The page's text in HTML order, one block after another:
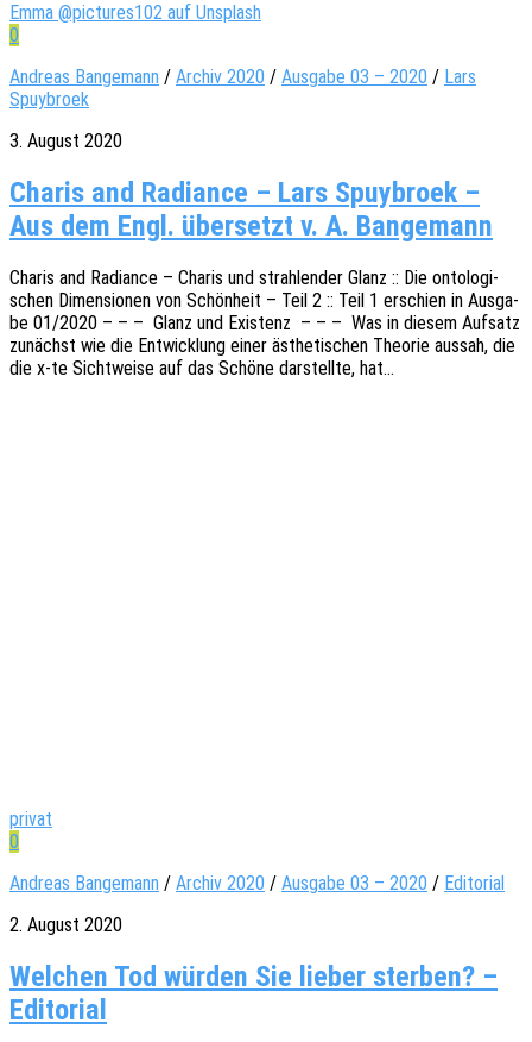
Emma @pictures102 auf Unsplash
0
Andreas Bangemann / Archiv 2020 / Ausgabe 03 – 2020 / Lars
Spuybroek
3. August 2020
Charis and Radiance – Lars Spuybroek –
Aus dem Engl. übersetzt v. A. Bangemann
Charis and Radi­ance – Charis und strah­len­der Glanz :: Die onto­lo­gi­
schen Dimen­sio­nen von Schön­heit – Teil 2 :: Teil 1 erschien in Ausga­
be 01/2020 – – – Glanz und Exis­tenz – – – Was in diesem Aufsatz
zunächst wie die Entwick­lung einer ästhe­ti­schen Theo­rie aussah, die
die x‑te Sicht­wei­se auf das Schöne darstell­te, hat…
privat
0
Andreas Bangemann / Archiv 2020 / Ausgabe 03 – 2020 / Editorial
2. August 2020
Welchen Tod würden Sie lieber sterben? –
Editorial